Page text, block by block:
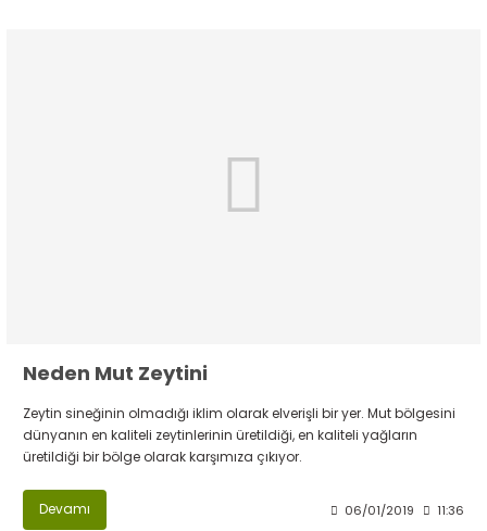
Neden Mut Zeytini
Zeytin sineğinin olmadığı iklim olarak elverişli bir yer. Mut bölgesini
dünyanın en kaliteli zeytinlerinin üretildiği, en kaliteli yağların
üretildiği bir bölge olarak karşımıza çıkıyor.
Devamı 06/01/2019 11:36